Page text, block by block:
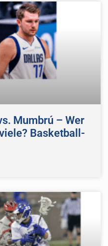
Mumbrú – Wer
Basketball-